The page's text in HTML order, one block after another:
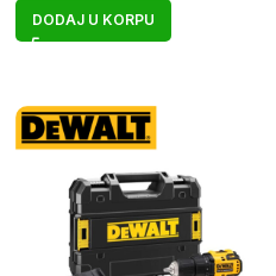
DODAJ U KORPU